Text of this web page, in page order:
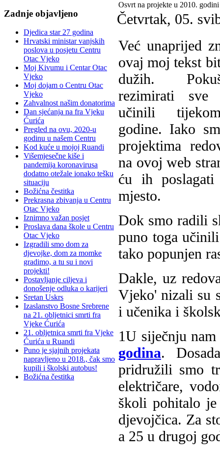
Zadnje objavljeno
Djedica star 27 godina
Hrvatski ministar vanjskih
poslova u posjetu Centru
Otac Vjeko
Moj Kivumu i Centar Otac
Vjeko
Moj dojam o Centru Otac
Vjeko
Zahvalnost našim donatorima
Dan sjećanja na fra Vjeku
Ćurića
Pregled na ovu, 2020-u
godinu u našem Centru
Kod kuće u mojoj Ruandi
Višemjesečne kiše i
pandemija koronavirusa
dodatno otežale ionako tešku
situaciju
Božićna čestitka
Prekrasna zbivanja u Centru
Otac Vjeko
Iznimno važan posjet
Proslava dana škole u Centru
Otac Vjeko
Izgradili smo dom za
djevojke, dom za momke
gradimo, a tu su i novi
projekti!
Postavljanje ciljeva i
donošenje odluka o karijeri
Sretan Uskrs
Izaslanstvo Bosne Srebrene
na 21. obljetnici smrti fra
Vjeke Ćurića
21. obljetnica smrti fra Vjeke
Ćurića u Ruandi
Puno je sjajnih projekata
napravljeno u 2018., čak smo
kupili i školski autobus!
Božićna čestitka
Osvrt na projekte u 2010. godini
Četvrtak, 05.
Već unaprijed
ovaj moj tekst
dužih.
rezimirati
učinili
godine. Iako
projektima
na ovoj web
ću ih
mjesto.
Dok smo radili
puno toga
tako popunjen
Dakle, uz
Vjeko' nizali su
i učenika i
1U siječnju
godina.
pridružili smo
električare,
školi pohitalo
djevojčica. Za
a 25 u drugoj